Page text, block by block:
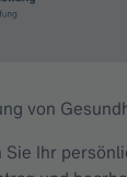
von
Ihr